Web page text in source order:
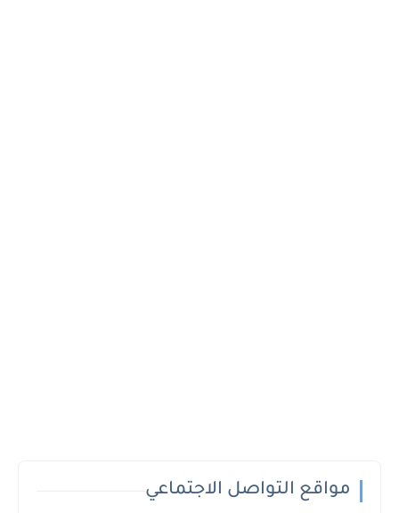
مواقع التواصل الاجتماعي